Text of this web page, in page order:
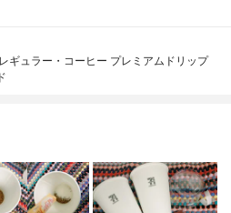
ギュラー・コーヒー プレミアムドリップ